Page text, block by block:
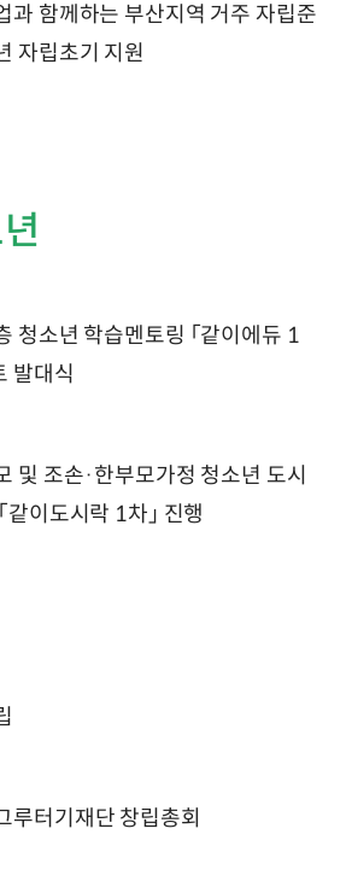
과 함께하는 부산지역 거주 자립준
자립초기 지원
청소년 학습멘토링 「같이에듀 1
발대식
및 조손·한부모가정 청소년 도시
같이도시락 1차」 진행
루터기재단 창립총회